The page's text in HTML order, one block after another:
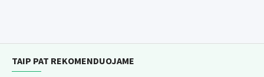
TAIP PAT REKOMENDUOJAME